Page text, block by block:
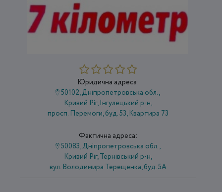
Юридична адреса:
50102, Дніпропетровська обл.,
Кривий Ріг, Інгулецький р-н,
просп. Перемоги, буд. 53, Квартира 73
Фактична адреса:
50083, Дніпропетровська обл.,
Кривий Ріг, Тернівський р-н,
вул. Володимира Терещенка, буд. 5А